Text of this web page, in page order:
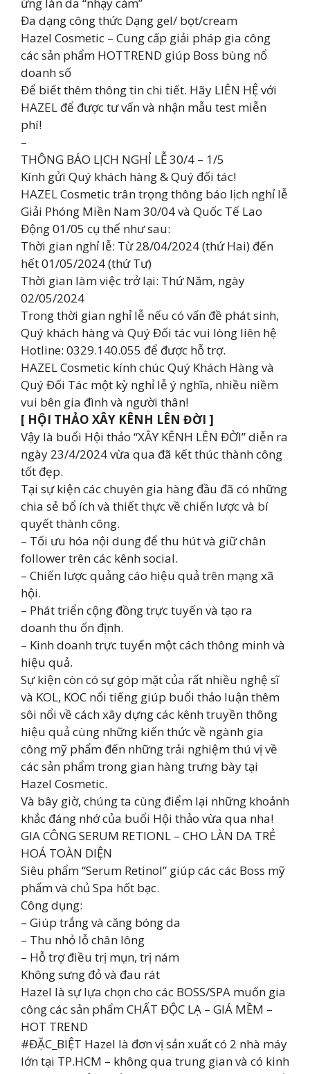
Đa dạng công thức Dạng gel/ bọt/cream
Hazel Cosmetic – Cung cấp giải pháp gia công
các sản phẩm HOTTREND giúp Boss bùng nổ
doanh số
Để biết thêm thông tin chi tiết. Hãy LIÊN HỆ với
HAZEL để được tư vấn và nhận mẫu test miễn
phí!
–
THÔNG BÁO LỊCH NGHỈ LỄ 30/4 – 1/5
Kính gửi Quý khách hàng & Quý đối tác!
HAZEL Cosmetic trân trọng thông báo lịch nghỉ lễ
Giải Phóng Miền Nam 30/04 và Quốc Tế Lao
Động 01/05 cụ thể như sau:
Thời gian nghỉ lễ: Từ 28/04/2024 (thứ Hai) đến
hết 01/05/2024 (thứ Tư)
Thời gian làm việc trở lại: Thứ Năm, ngày
02/05/2024
Trong thời gian nghỉ lễ nếu có vấn đề phát sinh,
Quý khách hàng và Quý Đối tác vui lòng liên hệ
Hotline: 0329.140.055 để được hỗ trợ.
HAZEL Cosmetic kính chúc Quý Khách Hàng và
Quý Đối Tác một kỳ nghỉ lễ ý nghĩa, nhiều niềm
vui bên gia đình và người thân!
[ HỘI THẢO XÂY KÊNH LÊN ĐỜI ]
Vậy là buổi Hội thảo “XÂY KÊNH LÊN ĐỜI” diễn ra
ngày 23/4/2024 vừa qua đã kết thúc thành công
tốt đẹp.
Tại sự kiện các chuyên gia hàng đầu đã có những
chia sẻ bổ ích và thiết thực về chiến lược và bí
quyết thành công.
– Tối ưu hóa nội dung để thu hút và giữ chân
follower trên các kênh social.
– Chiến lược quảng cáo hiệu quả trên mạng xã
hội.
– Phát triển cộng đồng trực tuyến và tạo ra
doanh thu ổn định.
– Kinh doanh trực tuyến một cách thông minh và
hiệu quả.
Sự kiện còn có sự góp mặt của rất nhiều nghệ sĩ
và KOL, KOC nổi tiếng giúp buổi thảo luận thêm
sôi nổi về cách xây dựng các kênh truyền thông
hiệu quả cùng những kiến thức về ngành gia
công mỹ phẩm đến những trải nghiệm thú vị về
các sản phẩm trong gian hàng trưng bày tại
Hazel Cosmetic.
Và bây giờ, chúng ta cùng điểm lại những khoảnh
khắc đáng nhớ của buổi Hội thảo vừa qua nha!
GIA CÔNG SERUM RETIONL – CHO LÀN DA TRẺ
HOÁ TOÀN DIỆN
Siêu phẩm “Serum Retinol” giúp các các Boss mỹ
phẩm và chủ Spa hốt bạc.
Công dụng:
– Giúp trắng và căng bóng da
– Thu nhỏ lỗ chân lông
– Hỗ trợ điều trị mụn, trị nám
Không sưng đỏ và đau rát
Hazel là sự lựa chọn cho các BOSS/SPA muốn gia
công các sản phẩm CHẤT ĐỘC LẠ – GIÁ MỀM –
HOT TREND
#ĐẶC_BIỆT Hazel là đơn vị sản xuất có 2 nhà máy
lớn tại TP.HCM – không qua trung gian và có kinh